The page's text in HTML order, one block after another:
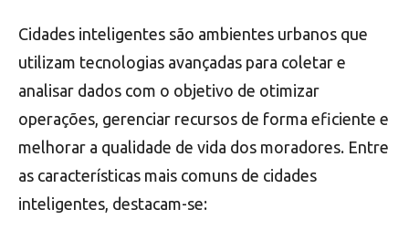
Cidades inteligentes são ambientes urbanos que
utilizam tecnologias avançadas para coletar e
analisar dados com o objetivo de otimizar
operações, gerenciar recursos de forma eficiente e
melhorar a qualidade de vida dos moradores. Entre
as características mais comuns de cidades
inteligentes, destacam-se: